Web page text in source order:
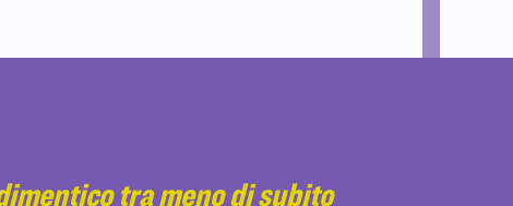
tra meno di subito